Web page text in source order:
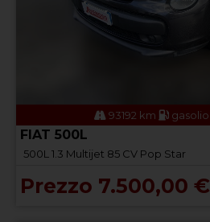
93192 km gasolio
FIAT 500L
500L 1.3 Multijet 85 CV Pop Star
Prezzo 7.500,00 €